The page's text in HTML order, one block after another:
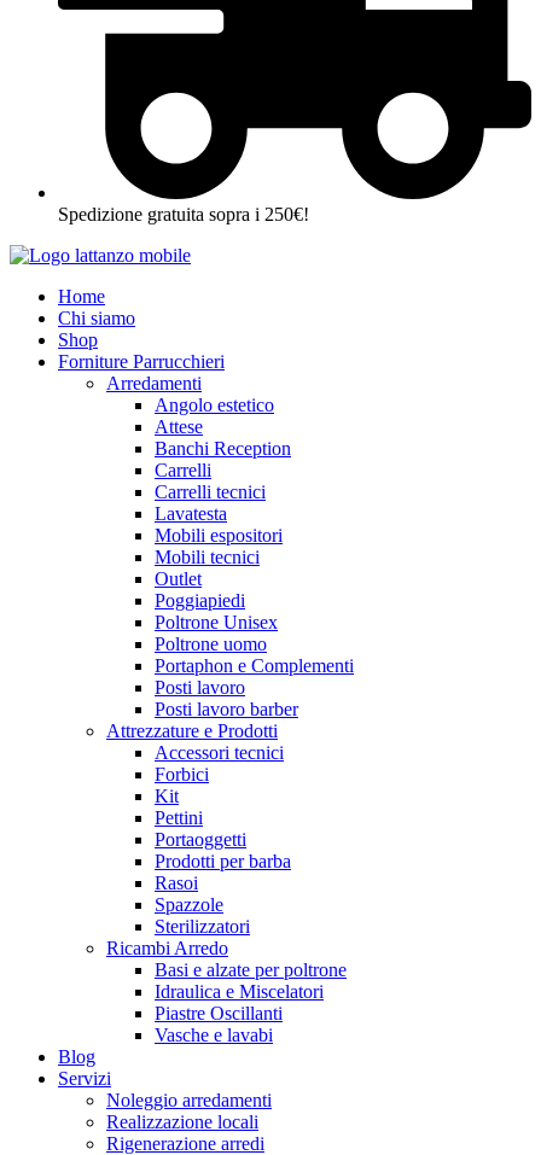
Spedizione gratuita sopra i 250€!
Home
Chi siamo
Shop
Forniture Parrucchieri
Arredamenti
Angolo estetico
Attese
Banchi Reception
Carrelli
Carrelli tecnici
Lavatesta
Mobili espositori
Mobili tecnici
Outlet
Poggiapiedi
Poltrone Unisex
Poltrone uomo
Portaphon e Complementi
Posti lavoro
Posti lavoro barber
Attrezzature e Prodotti
Accessori tecnici
Forbici
Kit
Pettini
Portaoggetti
Prodotti per barba
Rasoi
Spazzole
Sterilizzatori
Ricambi Arredo
Basi e alzate per poltrone
Idraulica e Miscelatori
Piastre Oscillanti
Vasche e lavabi
Blog
Servizi
Noleggio arredamenti
Realizzazione locali
Rigenerazione arredi